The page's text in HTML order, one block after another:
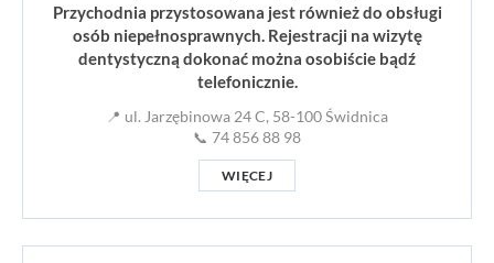
Przychodnia przystosowana jest również do obsługi
osób niepełnosprawnych. Rejestracji na wizytę
dentystyczną dokonać można osobiście bądź
telefonicznie.
📍 ul. Jarzębinowa 24 C, 58-100 Świdnica
📞 74 856 88 98
WIĘCEJ